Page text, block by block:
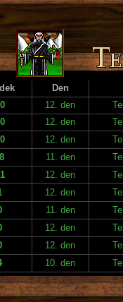
Den
12. den
12. den
12. den
11. den
12. den
12. den
11. den
12. den
12. den
10. den